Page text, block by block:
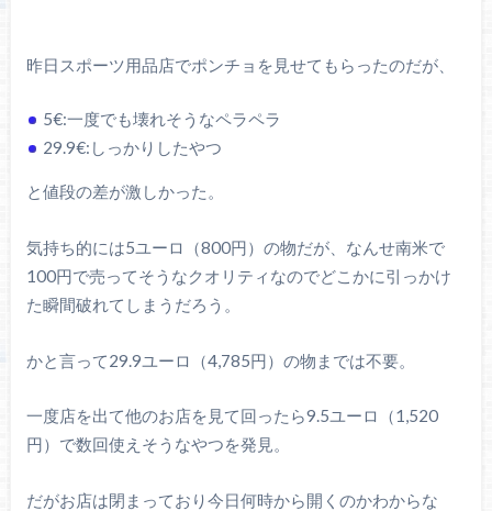
昨日スポーツ用品店でポンチョを見せてもらったのだが、
5€:一度でも壊れそうなペラペラ
29.9€:しっかりしたやつ
と値段の差が激しかった。
気持ち的には5ユーロ（800円）の物だが、なんせ南米で
100円で売ってそうなクオリティなのでどこかに引っかけ
た瞬間破れてしまうだろう。
かと言って29.9ユーロ（4,785円）の物までは不要。
一度店を出て他のお店を見て回ったら9.5ユーロ（1,520
円）で数回使えそうなやつを発見。
だがお店は閉まっており今日何時から開くのかわからな